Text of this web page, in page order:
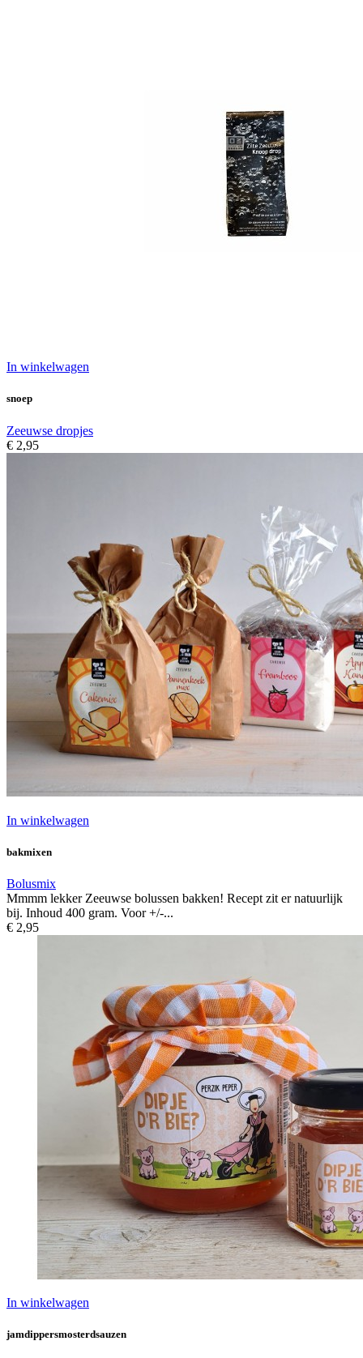
In winkelwagen
snoep
Zeeuwse dropjes
€ 2,95
In winkelwagen
bakmixen
Bolusmix
Mmmm lekker Zeeuwse bolussen bakken! Recept zit er natuurlijk
bij. Inhoud 400 gram. Voor +/-...
€ 2,95
In winkelwagen
jamdippersmosterdsauzen